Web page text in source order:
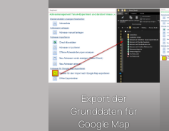
Export der
Grunddaten für
Google Map